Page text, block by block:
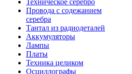
Техническое серебро
Провода с содежанием
серебра
Тантал из радиодеталей
Аккумуляторы
Лампы
Платы
Техника целиком
Осциллографы